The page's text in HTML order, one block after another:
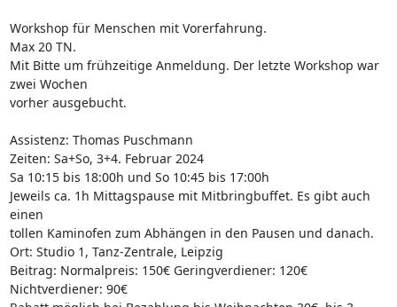
Workshop für Menschen mit Vorerfahrung.
Max 20 TN.
Mit Bitte um frühzeitige Anmeldung. Der letzte Workshop war
zwei Wochen
vorher ausgebucht.
Assistenz: Thomas Puschmann
Zeiten: Sa+So, 3+4. Februar 2024
Sa 10:15 bis 18:00h und So 10:45 bis 17:00h
Jeweils ca. 1h Mittagspause mit Mitbringbuffet. Es gibt auch
einen
tollen Kaminofen zum Abhängen in den Pausen und danach.
Ort: Studio 1, Tanz-Zentrale, Leipzig
Beitrag: Normalpreis: 150€ Geringverdiener: 120€
Nichtverdiener: 90€